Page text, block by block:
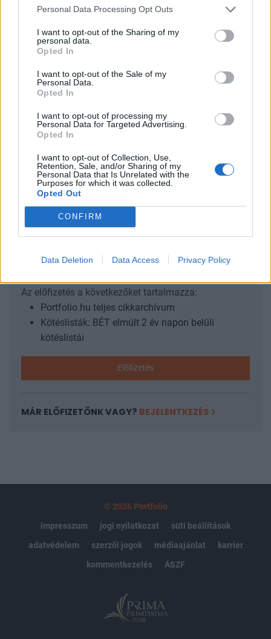
Personal Data Processing Opt Outs
I want to opt-out of the Sharing of my
personal data.
Opted In
I want to opt-out of the Sale of my
Personal Data.
Opted In
I want to opt-out of processing my
Personal Data for Targeted Advertising.
Opted In
I want to opt-out of Collection, Use,
Retention, Sale, and/or Sharing of my
Personal Data that Is Unrelated with the
Purposes for which it was collected.
Opted Out
CONFIRM
Data Deletion Data Access Privacy Policy
Ma személyesen is találkozott Zelenszkijjel az
ankarai NATO-csúcson, ahol elmondta: Kijev
megkapja az áhított Patriot PAC-3-as
folyamatosan frissül a legutóbbi fejleményekkel
az orosz-ukrán fronton.
2026. július 08. 20:42 Megosztás Nagy pálfordulás a
NATO-csúcson: mégis venne Ukrajnától drónokat az
Ankarában tartott NATO-csúcson bejelentette, hogy
kormánya kész ukrán gyártmányú drónokat vásárolni....
KEDVES OLVASÓNK!
A keresett cikk a portfolio.hu hírarchívumához
tartozik, melynek olvasása előfizetéses
Az előfizetés a következőket tartalmazza:
Portfolio.hu teljes cikkarchívum
Kötéslisták: BÉT elmúlt 2 év napon belüli
kötéslistái
Előfizetés
MÁR ELŐFIZETŐNK VAGY? BEJELENTKEZÉS
© 2026 Portfolio
impresszum
jogi nyilatkozat
süti beállítások
adatvédelem
szerzői jogok médiaajánlat
karrier
kommentkezelés
ÁSZF